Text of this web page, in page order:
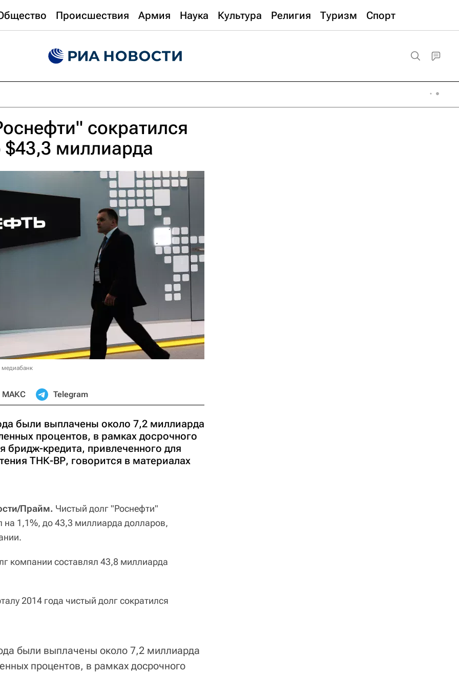
Происшествия Армия Наука Культура Религия Туризм Спорт
сократился
$43,3 миллиарда
медиабанк
МАКС Telegram
были выплачены около 7,2 миллиарда
процентов, в рамках досрочного
бридж-кредита, привлеченного для
ТНК-ВР, говорится в материалах
Прайм. Чистый долг "Роснефти"
на 1,1%, до 43,3 миллиарда долларов,
компании составлял 43,8 миллиарда
2014 года чистый долг сократился
были выплачены около 7,2 миллиарда
процентов, в рамках досрочного